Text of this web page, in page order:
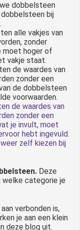
dobbelsteen
bij
alle vakjes van
zonder
moet hoger of
vakje staat.
de waardes van
zonder een
de dobbelsteen
voorwaarden.
de waardes van
zonder een
je invult, moet
hebt ingevuld.
weer zelf kiezen bij
Deze
welke categorie je
verbonden is,
je aan een klein
deze blog uit.